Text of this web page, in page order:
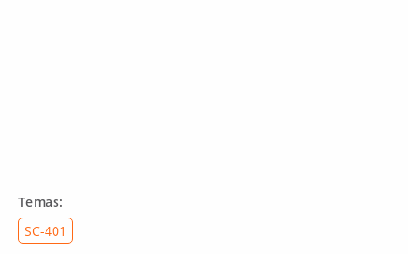
Temas:
SC-401